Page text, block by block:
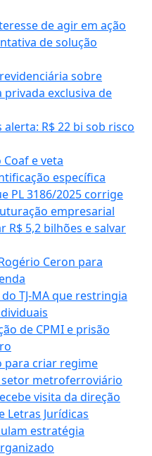
de agir em ação
de solução
sobre
exclusiva de
R$ 22 bi sob risco
e veta
específica
PL 3186/2025 corrige
empresarial
5,2 bilhões e salvar
Ceron para
TJ-MA que restringia
de CPMI e prisão
para criar regime
metroferroviário
visita da direção
Letras Jurídicas
estratégia